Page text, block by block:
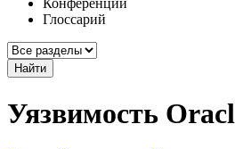
Конференции
Глоссарий
Найти
Уязвимость